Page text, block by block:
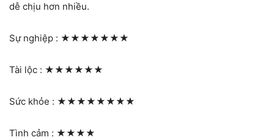
dễ chịu hơn nhiều.
Sự nghiệp : ★★★★★★★
Tài lộc : ★★★★★★
Sức khỏe : ★★★★★★★★
Tình cảm : ★★★★